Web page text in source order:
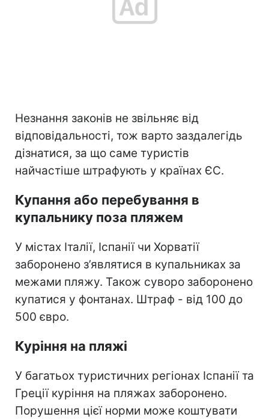
Незнання законів не звільняє від
відповідальності, тож варто заздалегідь
дізнатися, за що саме туристів
найчастіше штрафують у країнах ЄС.
Купання або перебування в
купальнику поза пляжем
У містах Італії, Іспанії чи Хорватії
заборонено з’являтися в купальниках за
межами пляжу. Також суворо заборонено
купатися у фонтанах. Штраф - від 100 до
500 євро.
Куріння на пляжі
У багатьох туристичних регіонах Іспанії та
Греції куріння на пляжах заборонено.
Порушення цієї норми може коштувати